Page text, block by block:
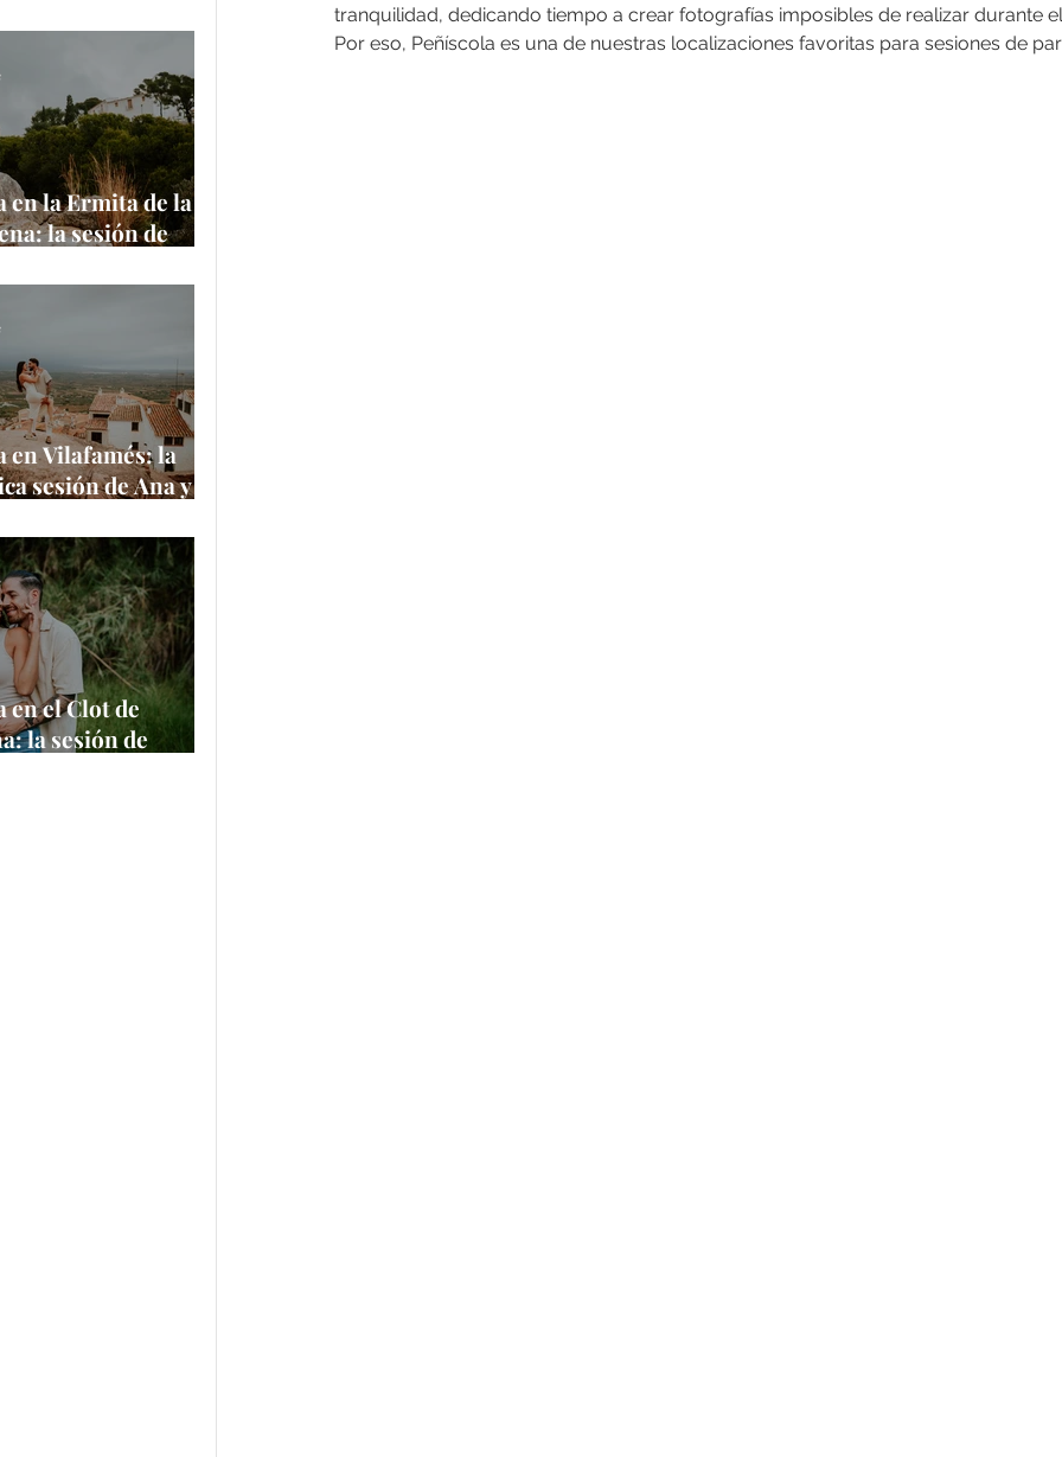
al
en la Ermita de la
la sesión de
más
de Castellón
en Vilafamés: la
sesión de Ana y
de España
en el Clot de
la sesión de
tranquilidad, dedicando tiempo a crear fotografías imposibles de realizar durante
Por eso, Peñíscola es una de nuestras localizaciones favoritas para sesiones de